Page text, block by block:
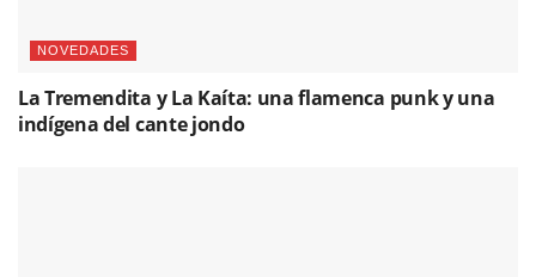
NOVEDADES
La Tremendita y La Kaíta: una flamenca punk y una
indígena del cante jondo